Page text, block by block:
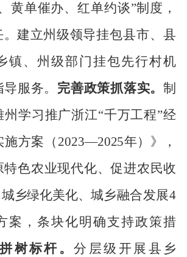
黄单催办、红单约谈”制度，
。建立州级领导挂包县市、县
镇、州级部门挂包先行村机
导服务。 完善政策抓落实。制
州学习推广浙江“千万工程”经
方案（ 2023—2025年）》，
特色农业现代化、促进农民收
乡绿化美化、城乡融合发展4
案，条块化明确支持政策措
树标杆。分层级开 展县乡